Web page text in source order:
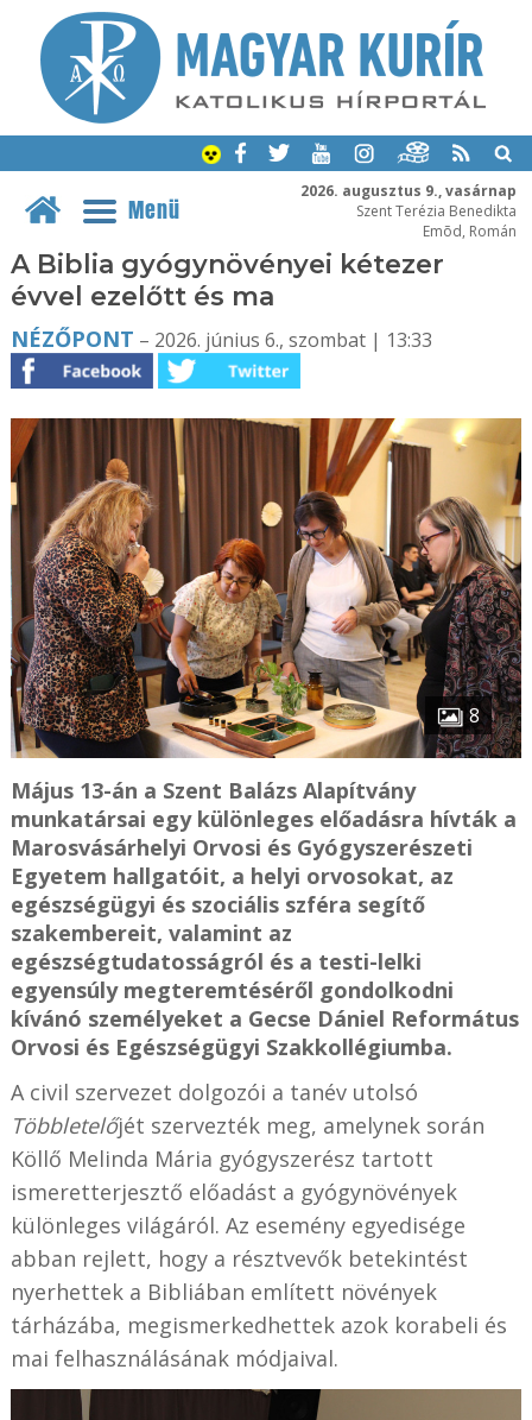
2026. augusztus 9., vasárnap
Szent Terézia Benedikta
Emõd, Román
Menü
A Biblia gyógynövényei kétezer
évvel ezelőtt és ma
NÉZŐPONT – 2026. június 6., szombat | 13:33
8
Május 13-án a Szent Balázs Alapítvány
munkatársai egy különleges előadásra hívták a
Marosvásárhelyi Orvosi és Gyógyszerészeti
Egyetem hallgatóit, a helyi orvosokat, az
egészségügyi és szociális szféra segítő
szakembereit, valamint az
egészségtudatosságról és a testi-lelki
egyensúly megteremtéséről gondolkodni
kívánó személyeket a Gecse Dániel Református
Orvosi és Egészségügyi Szakkollégiumba.
A civil szervezet dolgozói a tanév utolsó
Többletelőjét szervezték meg, amelynek során
Köllő Melinda Mária gyógyszerész tartott
ismeretterjesztő előadást a gyógynövények
különleges világáról. Az esemény egyedisége
abban rejlett, hogy a résztvevők betekintést
nyerhettek a Bibliában említett növények
tárházába, megismerkedhettek azok korabeli és
mai felhasználásának módjaival.